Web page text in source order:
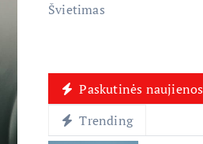
Švietimas
Paskutinės naujienos
Trending